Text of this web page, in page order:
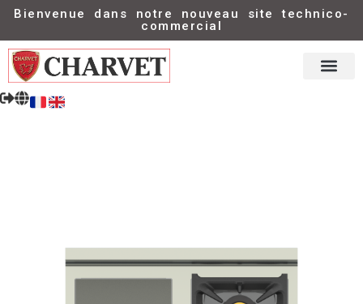
Bienvenue dans notre nouveau site technico-
commercial